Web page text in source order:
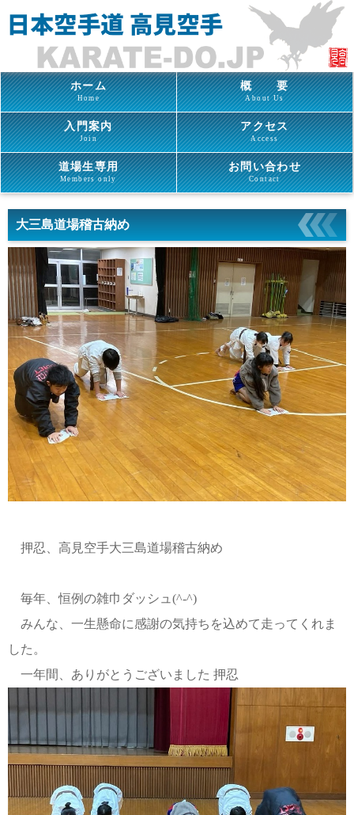
ホーム
Home
概 要
About Us
入門案内
Join
アクセス
Access
道場生専用
Members only
お問い合わせ
Contact
大三島道場稽古納め
押忍、高見空手大三島道場稽古納め
毎年、恒例の雑巾ダッシュ(^-^)
みんな、一生懸命に感謝の気持ちを込めて走ってくれま
した。
一年間、ありがとうございました 押忍